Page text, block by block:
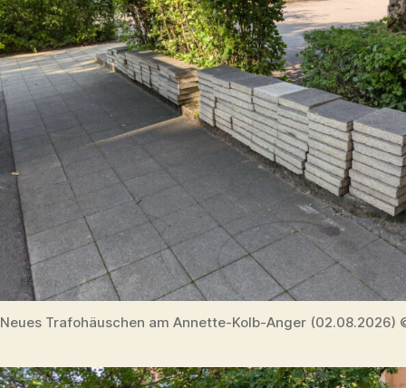
Neues Trafohäuschen am Annette-Kolb-Anger (02.08.2026)